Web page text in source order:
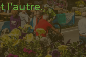
l’autre.